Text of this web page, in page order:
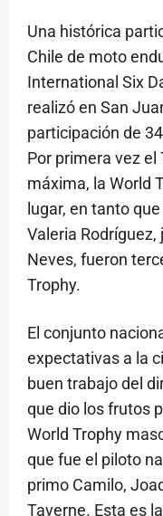
Una histórica
Chile de moto
International Six
realizó en San
participación de
Por primera vez el
máxima, la World
lugar, en tanto
Valeria
Neves, fueron
Trophy.
El conjunto
expectativas a la
buen trabajo del
que dio los frutos
World Trophy
que fue el piloto
primo Camilo,
Taverne. Esta es